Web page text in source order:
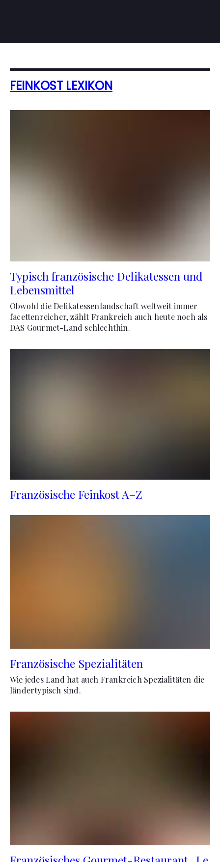
FEINKOST LEXIKON
Typisch französische Delikatessen und
Lebensmittel
Obwohl die Delikatessenlandschaft weltweit immer
facettenreicher, zählt Frankreich auch heute noch als
DAS Gourmet-Land schlechthin.
Französische Feinkost A–Z
Französische Spezialitäten
Wie jedes Land hat auch Frankreich Spezialitäten die
ländertypisch sind.